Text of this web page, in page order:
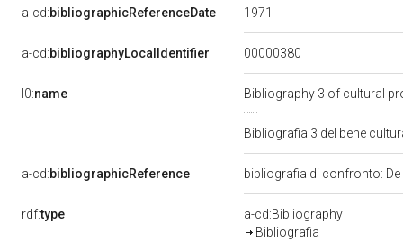
a-cd:bibliographicReferenceDate 1971
a-cd:bibliographyLocalIdentifier 00000380
l0:name Bibliography 3 of cultural
Bibliografia 3 del bene
a-cd:bibliographicReference bibliografia di confronto:
rdf:type
a-cd:Bibliography
Bibliografia